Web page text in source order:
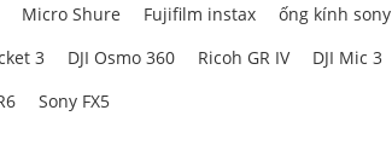
Micro Shure Fujifilm instax ống kính sony
3 DJI Osmo 360 Ricoh GR IV DJI Mic 3
Sony FX5